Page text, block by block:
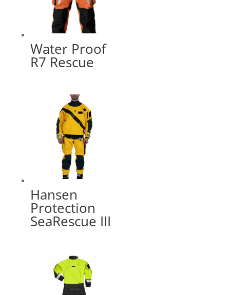
Water Proof
R7 Rescue
Hansen
Protection
SeaRescue III